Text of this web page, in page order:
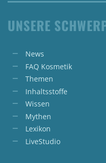
UNSERE
News
FAQ Kosmetik
Themen
Inhaltsstoffe
Wissen
Mythen
Lexikon
LiveStudio